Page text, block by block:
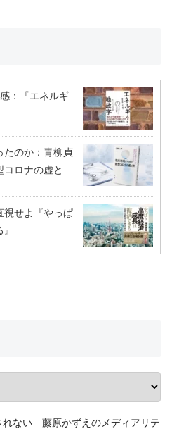
：『エネルギ
たのか：青柳貞
ロナの虚と
視せよ『やっぱ
れない 藤原かずえのメディアリテ